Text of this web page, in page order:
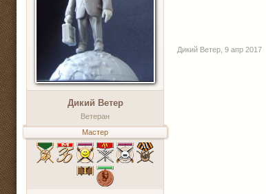
Дикий Ветер
Ветеран
Мастер
Дикий Ветер, 9 апр 2017